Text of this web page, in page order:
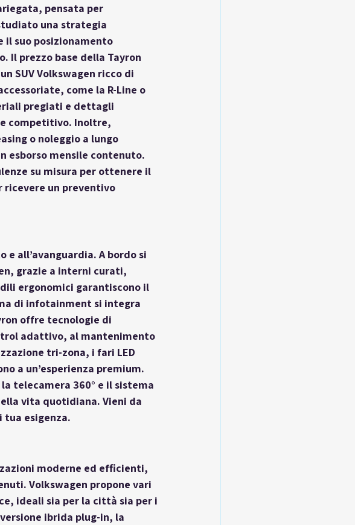
pensata per
una strategia
il suo posizionamento
Il prezzo base della Tayron
SUV Volkswagen ricco di
come la R-Line o
pregiati e dettagli
competitivo. Inoltre,
o noleggio a lungo
esborso mensile contenuto.
su misura per ottenere il
ricevere un preventivo
e all’avanguardia. A bordo si
grazie a interni curati,
ergonomici garantiscono il
di infotainment si integra
offre tecnologie di
adattivo, al mantenimento
tri-zona, i fari LED
a un’esperienza premium.
telecamera 360° e il sistema
vita quotidiana. Vieni da
tua esigenza.
moderne ed efficienti,
Volkswagen propone vari
ideali sia per la città sia per i
ibrida plug-in, la